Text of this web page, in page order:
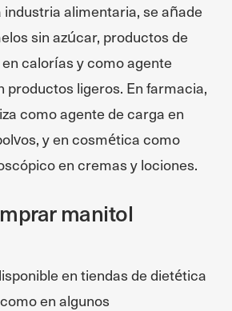
alimentaria, se añade
sin azúcar, productos de
calorías y como agente
productos ligeros. En farmacia,
como agente de carga en
y en cosmética como
en cremas y lociones.
manitol
en tiendas de dietética
en algunos